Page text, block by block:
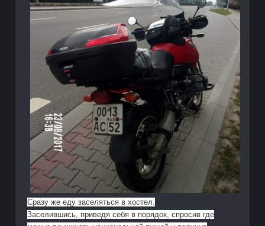
Сразу же еду заселяться в хостел.
Заселившись, приведя себя в порядок, спросив где